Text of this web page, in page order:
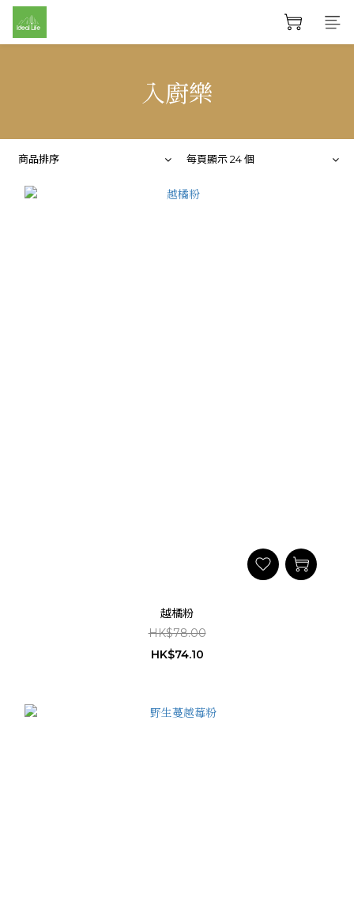
入廚樂
商品排序 每頁顯示 24 個
越橘粉
HK$78.00
HK$74.10